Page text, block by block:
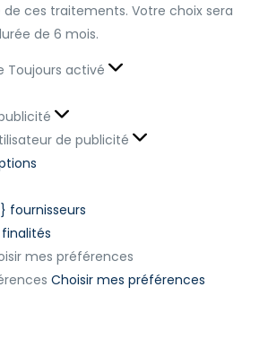
ces traitements. Votre choix sera
de 6 mois.
Toujours activé
de publicité
fournisseurs
finalités
mes préférences
Choisir mes préférences